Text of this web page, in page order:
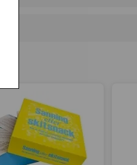
Företag